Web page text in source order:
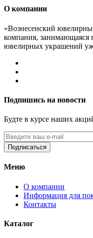
О компании
«Вознесенский
компания, занимающаяся
ювелирных украшений
Подпишись на новости
Будте в курсе наших
Подписаться
Меню
О компании
Информация для
Контакты
Каталог